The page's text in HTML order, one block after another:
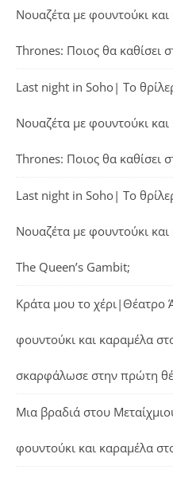
Νουαζέτα με φουντούκι
Thrones: Ποιος θα καθίσει
Last night in Soho| Το
Νουαζέτα με φουντούκι
Thrones: Ποιος θα καθίσει
Last night in Soho| Το
Νουαζέτα με φουντούκι
The Queen’s Gambit;
Κράτα μου το χέρι|Θέατρο
φουντούκι και καραμέλα
σκαρφάλωσε στην πρώτη
Μια βραδιά στου
φουντούκι και καραμέλα